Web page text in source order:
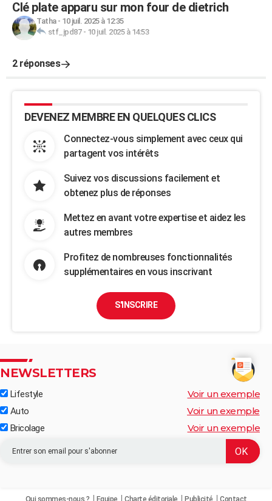
Clé plate apparu sur mon four de dietrich
Tatha- 10 juil. 2025 à 12:35
stf_jpd87- 10 juil. 2025 à 14:53
2 réponses
DEVENEZ MEMBRE EN QUELQUES CLICS
Connectez-vous simplement avec ceux qui
partagent vos intérêts
Suivez vos discussions facilement et
obtenez plus de réponses
Mettez en avant votre expertise et aidez les
autres membres
Profitez de nombreuses fonctionnalités
supplémentaires en vous inscrivant
S'INSCRIRE
NEWSLETTERS
Lifestyle Voir un exemple
Auto Voir un exemple
Bricolage Voir un exemple
Qui sommes-nous ? Equipe Charte éditoriale Publicité Contact